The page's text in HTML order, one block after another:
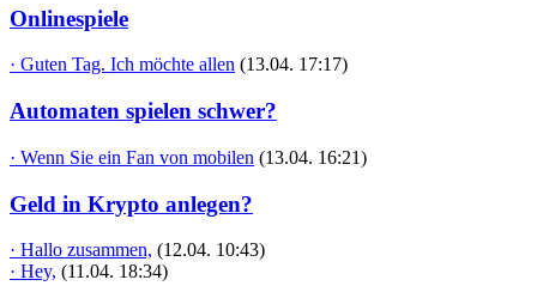
Onlinespiele
· Guten Tag. Ich möchte allen (13.04. 17:17)
Automaten spielen schwer?
· Wenn Sie ein Fan von mobilen (13.04. 16:21)
Geld in Krypto anlegen?
· Hallo zusammen, (12.04. 10:43)
· Hey, (11.04. 18:34)